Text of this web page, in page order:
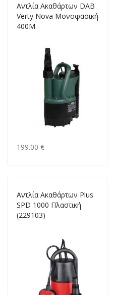
Αντλία Ακαθάρτων DAB
Verty Nova Μονοφασική
400M
199.00 €
Αντλία Ακαθάρτων Plus
SPD 1000 Πλαστική
(229103)